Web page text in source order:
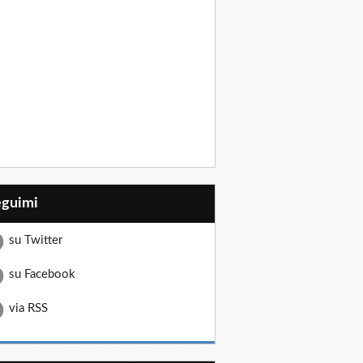
su Twitter
su Facebook
via RSS